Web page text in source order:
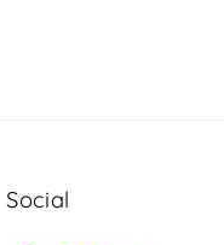
Social